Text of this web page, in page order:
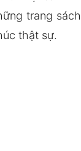
trang
thật sự.